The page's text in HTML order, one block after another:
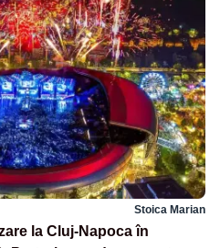
Stoica Marian
la Cluj-Napoca în